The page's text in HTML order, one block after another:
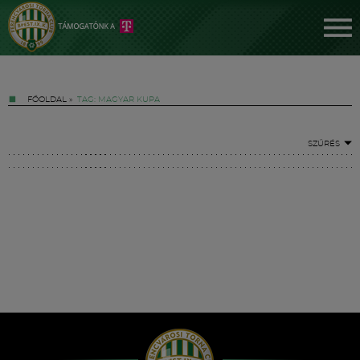
FŐOLDAL » TAG: MAGYAR KUPA
SZŰRÉS
Hírek